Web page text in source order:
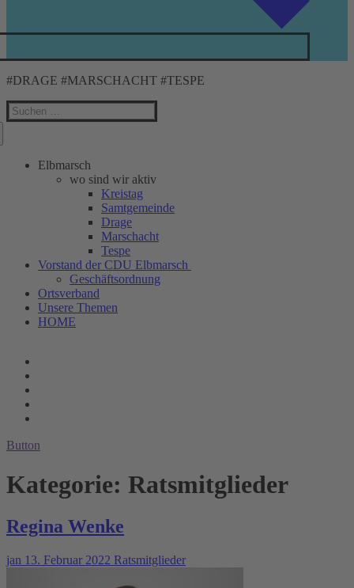
#DRAGE #MARSCHACHT #TESPE
Suchen
nach:
Elbmarsch
wo sind wir aktiv
Kreistag
Samtgemeinde
Drage
Marschacht
Tespe
Vorstand der CDU Elbmarsch
Geschäftsordnung
Ortsverband
Unsere Themen
HOME
Button
Kategorie: Ratsmitglieder
Regina Wenke
jan 13. Februar 2022 Ratsmitglieder